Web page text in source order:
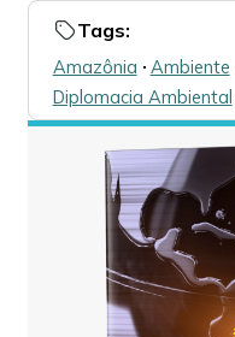
Tags:
Amazônia 🞌 Ambiente
Diplomacia Ambiental